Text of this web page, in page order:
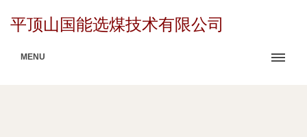
平顶山国能选煤技术有限公司
MENU